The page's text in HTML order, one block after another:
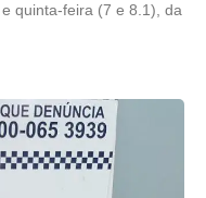
quinta-feira (7 e 8.1), da